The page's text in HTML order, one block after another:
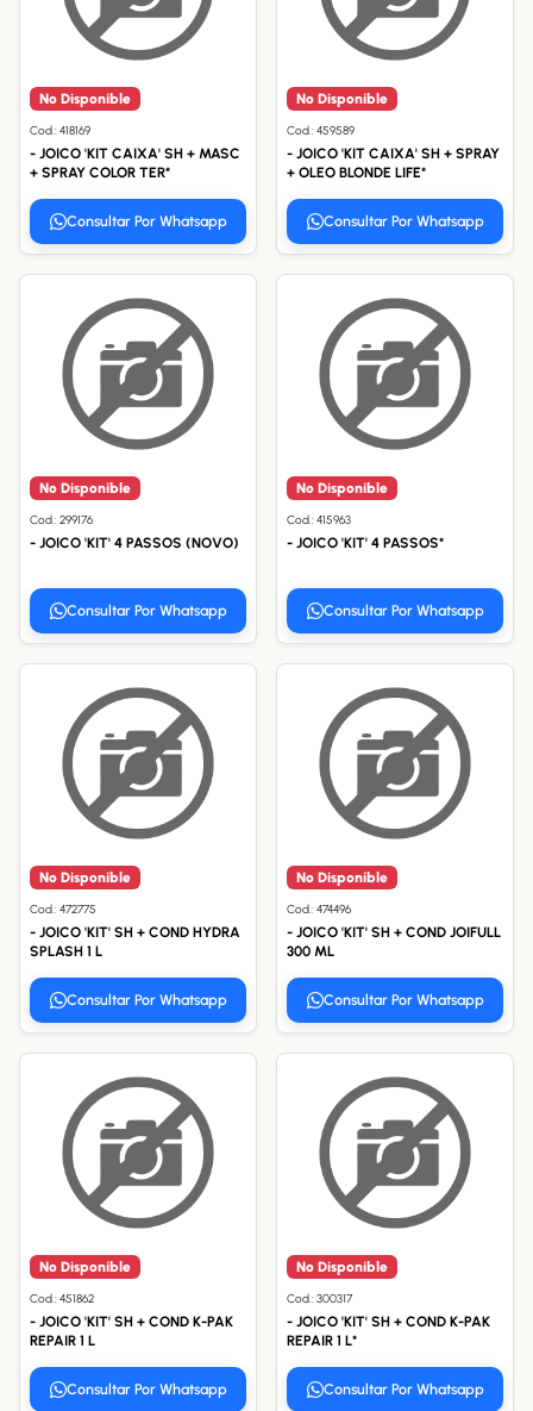
No Disponible
Cod.: 418169
- JOICO 'KIT CAIXA' SH + MASC
+ SPRAY COLOR TER*
Consultar Por Whatsapp
No Disponible
Cod.: 459589
- JOICO 'KIT CAIXA' SH + SPRAY
+ OLEO BLONDE LIFE*
Consultar Por Whatsapp
No Disponible
Cod.: 299176
- JOICO 'KIT' 4 PASSOS (NOVO)
Consultar Por Whatsapp
No Disponible
Cod.: 415963
- JOICO 'KIT' 4 PASSOS*
Consultar Por Whatsapp
No Disponible
Cod.: 472775
- JOICO 'KIT' SH + COND HYDRA
SPLASH 1 L
Consultar Por Whatsapp
No Disponible
Cod.: 474496
- JOICO 'KIT' SH + COND JOIFULL
300 ML
Consultar Por Whatsapp
No Disponible
Cod.: 451862
- JOICO 'KIT' SH + COND K-PAK
REPAIR 1 L
Consultar Por Whatsapp
No Disponible
Cod.: 300317
- JOICO 'KIT' SH + COND K-PAK
REPAIR 1 L*
Consultar Por Whatsapp